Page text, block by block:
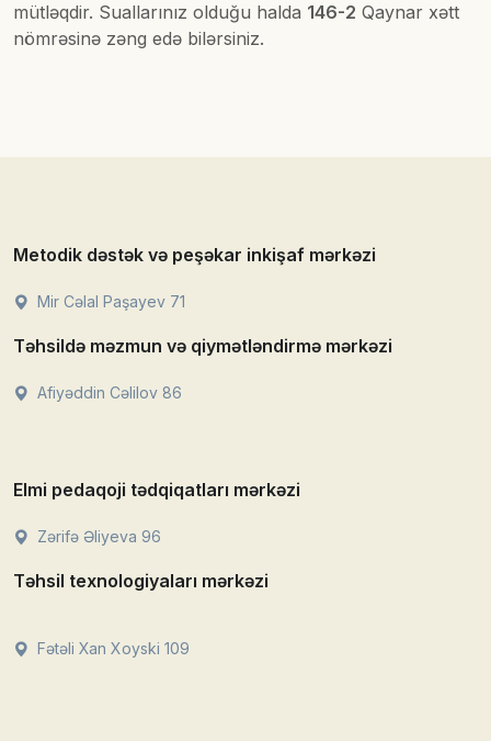
mütləqdir. Suallarınız olduğu halda 146-2 Qaynar xətt
nömrəsinə zəng edə bilərsiniz.
Metodik dəstək və peşəkar inkişaf mərkəzi
Mir Cəlal Paşayev 71
Təhsildə məzmun və qiymətləndirmə mərkəzi
Afiyəddin Cəlilov 86
Elmi pedaqoji tədqiqatları mərkəzi
Zərifə Əliyeva 96
Təhsil texnologiyaları mərkəzi
Fətəli Xan Xoyski 109